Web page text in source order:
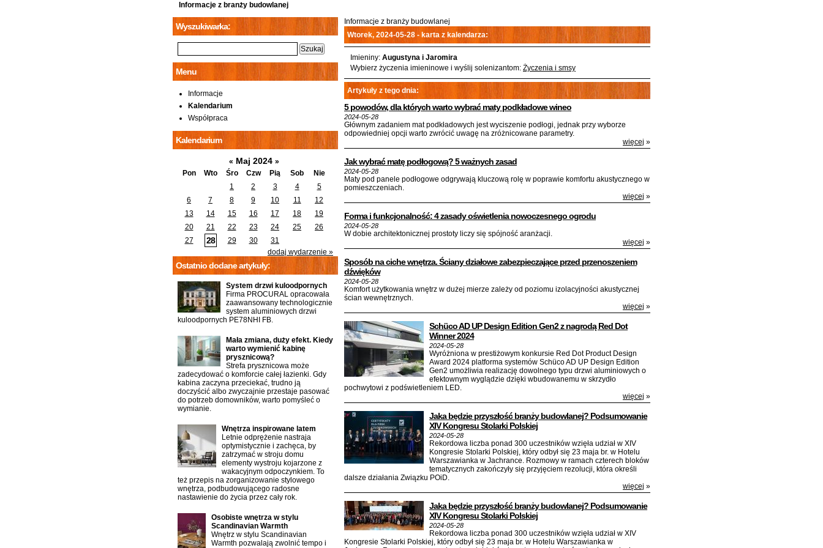
Informacje z branży budowlanej
Informacje z branży budowlanej
Wtorek, 2024-05-28 - karta z kalendarza:
Imieniny: Augustyna i Jaromira
Wybierz życzenia imieninowe i wyślij solenizantom: Życzenia i smsy
Artykuły z tego dnia:
5 powodów, dla których warto wybrać maty podkładowe wineo
2024-05-28
Głównym zadaniem mat podkładowych jest wyciszenie podłogi, jednak przy wyborze
odpowiedniej opcji warto zwrócić uwagę na zróżnicowane parametry.
więcej »
Jak wybrać matę podłogową? 5 ważnych zasad
2024-05-28
Maty pod panele podłogowe odgrywają kluczową rolę w poprawie komfortu akustycznego w
pomieszczeniach.
więcej »
Forma i funkcjonalność: 4 zasady oświetlenia nowoczesnego ogrodu
2024-05-28
W dobie architektonicznej prostoty liczy się spójność aranżacji.
więcej »
Sposób na ciche wnętrza. Ściany działowe zabezpieczające przed przenoszeniem
dźwięków
2024-05-28
Komfort użytkowania wnętrz w dużej mierze zależy od poziomu izolacyjności akustycznej
ścian wewnętrznych.
więcej »
Schüco AD UP Design Edition Gen2 z nagrodą Red Dot
Winner 2024
2024-05-28
Wyróżniona w prestiżowym konkursie Red Dot Product Design
Award 2024 platforma systemów Schüco AD UP Design Edition
Gen2 umożliwia realizację dowolnego typu drzwi aluminiowych o
efektownym wyglądzie dzięki wbudowanemu w skrzydło
pochwytowi z podświetleniem LED.
więcej »
Jaka będzie przyszłość branży budowlanej? Podsumowanie
XIV Kongresu Stolarki Polskiej
2024-05-28
Rekordowa liczba ponad 300 uczestników wzięła udział w XIV
Kongresie Stolarki Polskiej, który odbył się 23 maja br. w Hotelu
Warszawianka w Jachrance. Rozmowy w ramach czterech bloków
tematycznych zakończyły się przyjęciem rezolucji, która określi
dalsze działania Związku POiD.
więcej »
Jaka będzie przyszłość branży budowlanej? Podsumowanie
XIV Kongresu Stolarki Polskiej
2024-05-28
Rekordowa liczba ponad 300 uczestników wzięła udział w XIV
Kongresie Stolarki Polskiej, który odbył się 23 maja br. w Hotelu Warszawianka w
Wyszukiwarka:
Menu
Informacje
Kalendarium
Współpraca
Kalendarium
« Maj 2024 »
Pon
Wto Śro Czw Pią Sob
Nie
1
2 3 4
5
6
7 8 9 10 11
12
13
14 15 16 17 18
19
20
21 22 23 24 25
26
27
28 29 30
31
dodaj wydarzenie »
Ostatnio dodane artykuły:
System drzwi kuloodpornych
Firma PROCURAL opracowała
zaawansowany technologicznie
system aluminiowych drzwi
kuloodpornych PE78NHI FB.
Mała zmiana, duży efekt. Kiedy
warto wymienić kabinę
prysznicową?
Strefa prysznicowa może
zadecydować o komforcie całej łazienki. Gdy
kabina zaczyna przeciekać, trudno ją
doczyścić albo zwyczajnie przestaje pasować
do potrzeb domowników, warto pomyśleć o
wymianie.
Wnętrza inspirowane latem
Letnie odprężenie nastraja
optymistycznie i zachęca, by
zatrzymać w stroju domu
elementy wystroju kojarzone z
wakacyjnym odpoczynkiem. To
też przepis na zorganizowanie stylowego
wnętrza, podbudowującego radosne
nastawienie do życia przez cały rok.
Osobiste wnętrza w stylu
Scandinavian Warmth
Wnętrz w stylu Scandinavian
Warmth pozwalają zwolnić tempo i